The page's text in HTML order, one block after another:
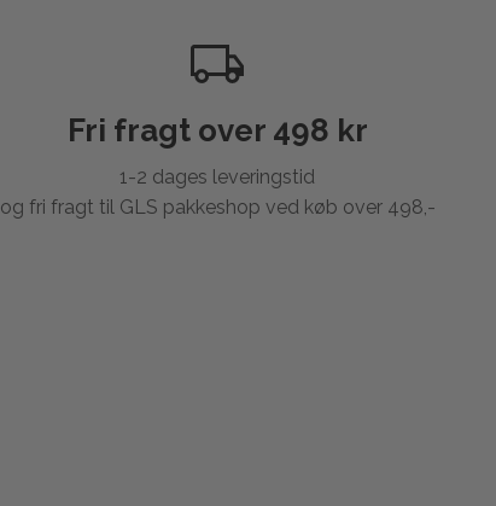
Fri fragt over 498 kr
1-2 dages leveringstid
og fri fragt til GLS pakkeshop ved køb over 498,-